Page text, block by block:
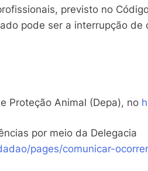
previsto no
pode ser a interrupção
Proteção Animal (Depa), no
por meio da Delegacia
pages/comunicar-